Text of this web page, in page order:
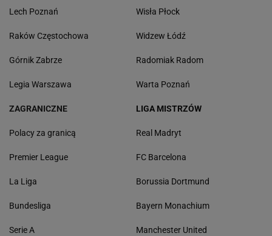
Lech Poznań
Raków Częstochowa
Górnik Zabrze
Legia Warszawa
Wisła Płock
Widzew Łódź
Radomiak Radom
Warta Poznań
ZAGRANICZNE
Polacy za granicą
Premier League
La Liga
Bundesliga
Serie A
LIGA MISTRZÓW
Real Madryt
FC Barcelona
Borussia Dortmund
Bayern Monachium
Manchester United